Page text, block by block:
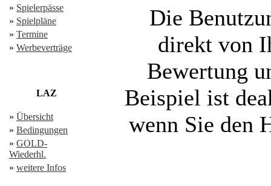
» Spielerpässe
» Spielpläne
» Termine
» Werbeverträge
LAZ
» Übersicht
» Bedingungen
» GOLD-
Wiederhl.
» weitere Infos
Die
direkt von
Bewertung
Beispiel ist
wenn Sie den